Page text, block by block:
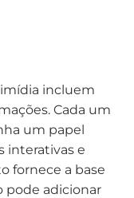
incluem
Cada um
um papel
interativas e
fornece a base
pode adicionar